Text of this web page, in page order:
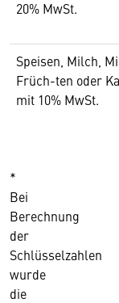
20% MwSt.
Speisen, Milch,
Früch-ten oder
mit 10% MwSt.
*
Bei
Berechnung
der
Schlüsselzahlen
wurde
die